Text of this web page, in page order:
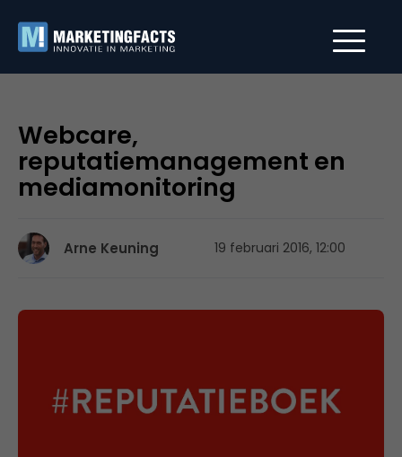
Webcare,
reputatiemanagement en
mediamonitoring
Arne Keuning 19 februari 2016, 12:00